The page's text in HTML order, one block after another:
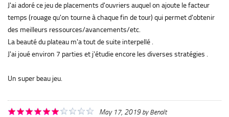
J'ai adoré ce jeu de placements d'ouvriers auquel on ajoute le facteur
temps (rouage qu'on tourne à chaque fin de tour) qui permet d'obtenir
des meilleurs ressources/avancements/etc.
La beauté du plateau m'a tout de suite interpellé .
J'ai joué environ 7 parties et j'étudie encore les diverses stratégies .
Un super beau jeu.
May 17, 2019by Benoît